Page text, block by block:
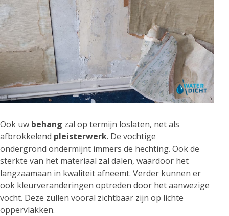
Ook uw behang zal op termijn loslaten, net als
afbrokkelend pleisterwerk. De vochtige
ondergrond ondermijnt immers de hechting. Ook de
sterkte van het materiaal zal dalen, waardoor het
langzaamaan in kwaliteit afneemt. Verder kunnen er
ook kleurveranderingen optreden door het aanwezige
vocht. Deze zullen vooral zichtbaar zijn op lichte
oppervlakken.